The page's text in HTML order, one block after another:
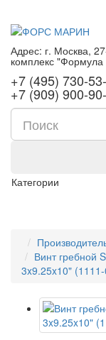
Адрес: г. Москва,
комплекс
+7 (495) 730-
+7 (909) 900-
Категории
Винт гребной
3x9.25x10"